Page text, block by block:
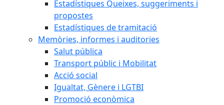
Estadístiques Queixes, suggeriments i
propostes
Estadístiques de tramitació
Memòries, informes i auditories
Salut pública
Transport públic i Mobilitat
Acció social
Igualtat, Gènere i LGTBI
Promoció econòmica